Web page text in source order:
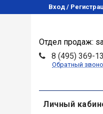
Вход /
Отдел продаж:
8 (495) 369-
Обратный
Личный